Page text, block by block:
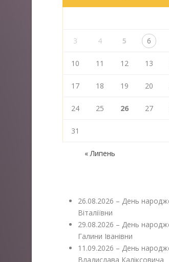
3 4 5 6
10 11 12 13
17 18 19 20
24 25 26 27
31
« Липень
26.08.2026 – День
Віталіївни
29.08.2026 – День
Галини Іванівни
11.09.2026 – День
Владислава Каліксовича